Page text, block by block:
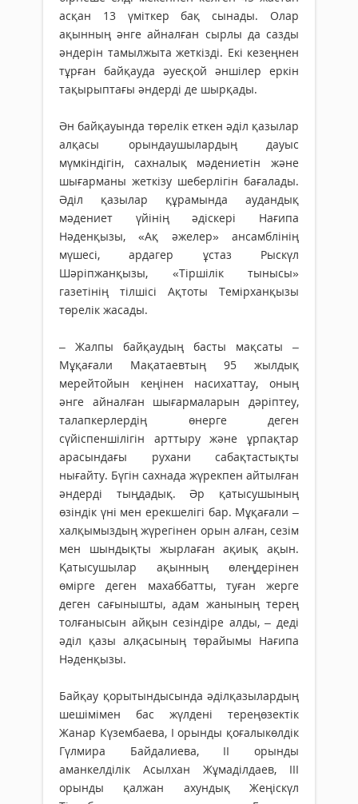
асқан 13 үміткер бақ сынады. Олар
ақынның әнге айналған сырлы да сазды
әндерін тамылжыта жеткізді. Екі кезеңнен
тұрған байқауда әуесқой әншілер еркін
тақырыптағы әндерді де шырқады.
Ән байқауында төрелік еткен әділ қазылар
алқасы орындаушылардың дауыс
мүмкіндігін, сахналық мәдениетін және
шығарманы жеткізу шеберлігін бағалады.
Әділ қазылар құрамында аудандық
мәдениет үйінің әдіскері Нағипа
Нәденқызы, «Ақ әжелер» ансамблінің
мүшесі, ардагер ұстаз Рыскүл
Шәріпжанқызы, «Тіршілік тынысы»
газетінің тілшісі Ақтоты Темірханқызы
төрелік жасады.
– Жалпы байқаудың басты мақсаты –
Мұқағали Мақатаевтың 95 жылдық
мерейтойын кеңінен насихаттау, оның
әнге айналған шығармаларын дәріптеу,
талапкерлердің өнерге деген
сүйіспеншілігін арттыру және ұрпақтар
арасындағы рухани сабақтастықты
нығайту. Бүгін сахнада жүрекпен айтылған
әндерді тыңдадық. Әр қатысушының
өзіндік үні мен ерекшелігі бар. Мұқағали –
халқымыздың жүре­гінен орын алған, сезім
мен шындықты жырлаған ақиық ақын.
Қатысушылар ақынның өлеңдерінен
өмірге деген махаббатты, туған жерге
деген сағынышты, адам жанының терең
толғанысын айқын сезіндіре алды, – деді
әділ қазы алқасының төрайымы Нағипа
Нәденқызы.
Байқау қорытындысында әділ­қазылардың
шешімімен бас жүлдені тереңөзектік
Жанар Күзембаева, І орынды қоғалыкөлдік
Гүлмира Байдалиева, ІІ орынды
аманкелділік Асылхан Жұмаділдаев, ІІІ
орынды қалжан ахундық Жеңіскүл